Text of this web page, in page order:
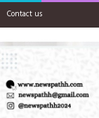
Contact us